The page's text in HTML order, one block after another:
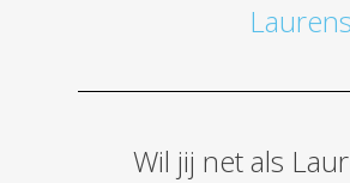
Wil jij net als